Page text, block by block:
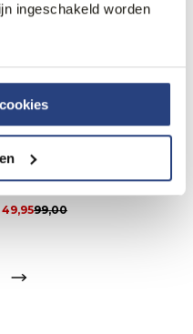
ingeschakeld worden
50% korting
99,00
49,95